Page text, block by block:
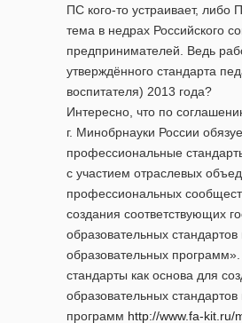
ПС кого-то устраивает,
тема в недрах Российского
предпринимателей. Ведь
утверждённого стандарта
воспитателя) 2013 года?
Интересно, что по
г. Минобрнауки России
профессиональные
с участием отраслевых
профессиональных
создания соответствующих
образовательных
образовательных
стандарты как основа для
образовательных
программ http://www.fa-kit.ru/